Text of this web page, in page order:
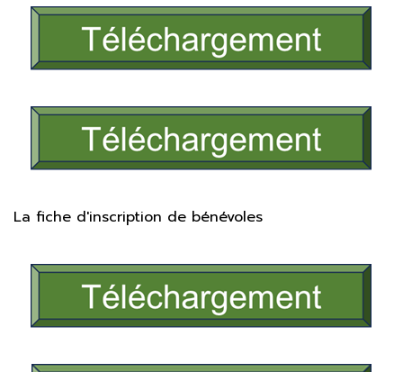
La fiche d'inscription de bénévoles